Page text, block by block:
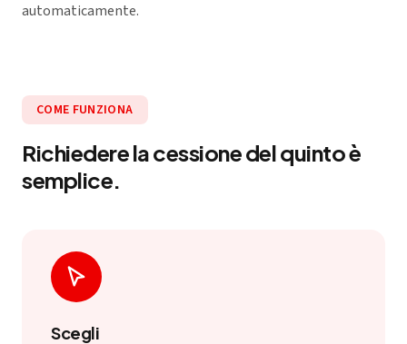
automaticamente.
COME FUNZIONA
Richiedere la cessione del quinto è
semplice.
Scegli